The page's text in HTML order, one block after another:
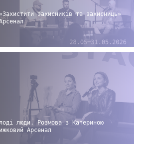
захисників та захисниць»
люди. Розмова з Катериною
Арсенал